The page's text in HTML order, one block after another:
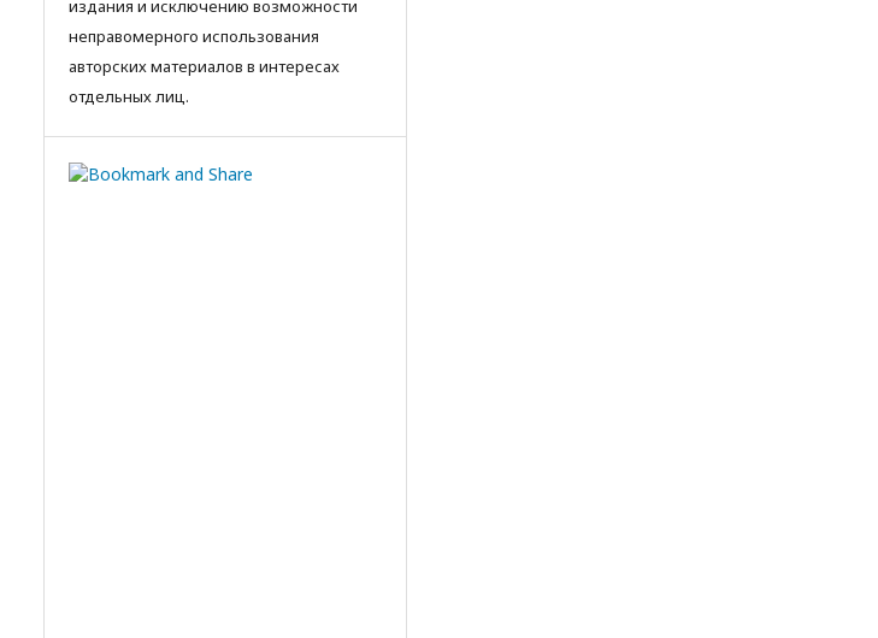
издания и исключению возможности
неправомерного использования
авторских материалов в интересах
отдельных лиц.